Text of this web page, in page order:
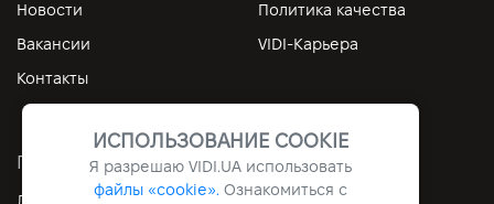
Новости
Политика качества
Вакансии
VIDI-Карьера
Контакты
ПОЛЕЗНЫЕ ССЫЛКИ
ИСПОЛЬЗОВАНИЕ COOKIE
Я разрешаю VIDI.UA использовать
файлы «cookie». Ознакомиться с